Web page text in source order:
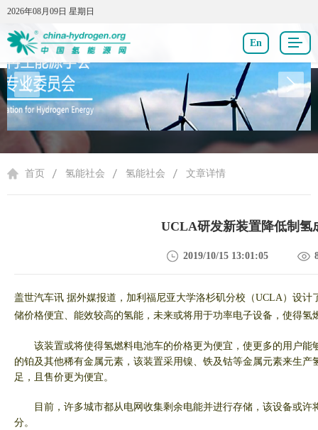
2026年08月09日 星期日
2026年08月09日 星期日
En
氢能社会
首页 氢能社会 氢能社会 文章详情
UCLA研发新装置降低制氢
2019/10/15 13:01:05
盖世汽车讯 据外媒报道，加利福尼亚大学洛杉矶分校（UCLA）设计
储价格便宜、能效较高的氢能，未来或将用于功率电子设备，使得氢
该装置或将使得氢燃料电池车的价格更为便宜，使更多的用户能
的铂及其他稀有金属元素，该装置采用镍、铁及钴等金属元素来生
足，且售价更为便宜。
目前，许多城市都从电网收集剩余电能并进行存储，该设备或
分。